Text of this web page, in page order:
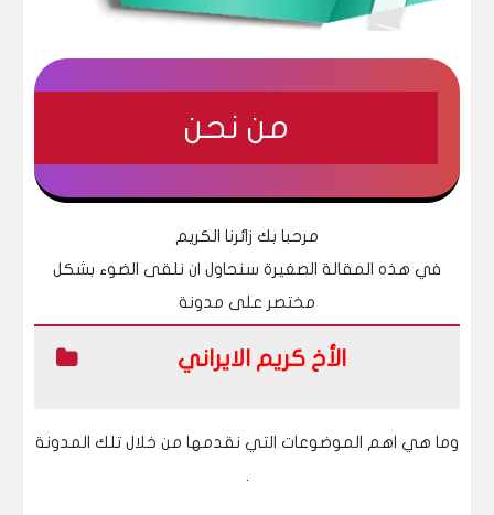
من نحن
مرحبا بك زائرنا الكريم
في هذه المقالة الصغيرة سنحاول ان نلقى الضوء بشكل
مختصر على مدونة
الأخ كريم الايراني
وما هي اهم الموضوعات التي نقدمها من خلال تلك المدونة
.